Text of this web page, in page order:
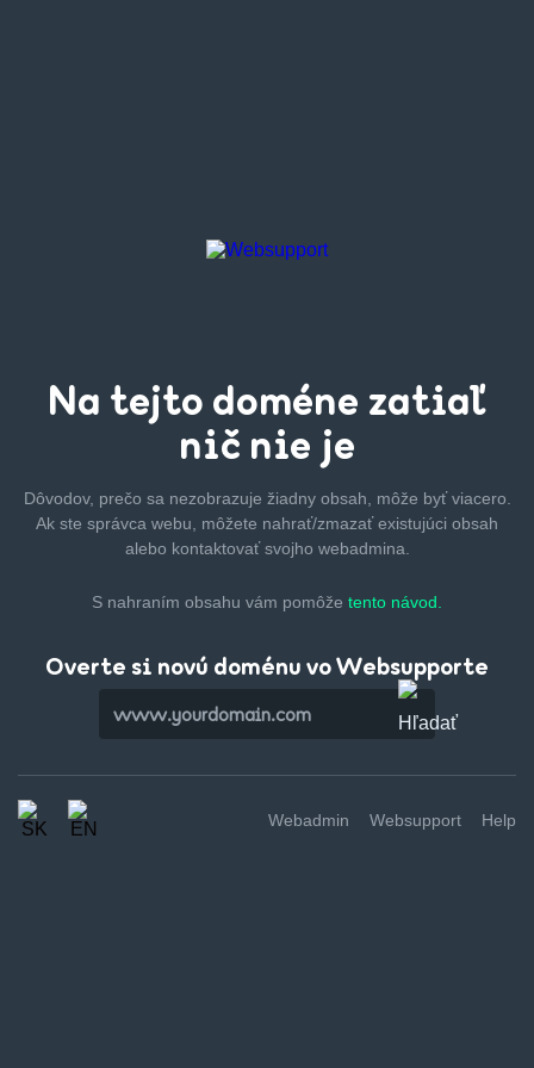
Na tejto doméne zatiaľ
nič nie je
Dôvodov, prečo sa nezobrazuje žiadny obsah, môže byťviacero.
Ak ste správca webu, môžete nahrať/zmazaťexistujúci obsah
alebo kontaktovať svojho webadmina.
S nahraním obsahu vám pomôže tento návod.
Overte si novú doménu vo Websupporte
Webadmin Websupport Help